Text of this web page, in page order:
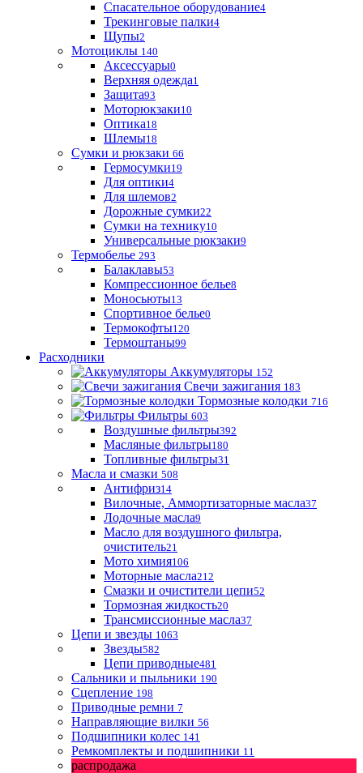
Спасательное оборудование4
Трекинговые палки4
Щупы2
Мотоциклы 140
Аксессуары0
Верхняя одежда1
Защита93
Моторюкзаки10
Оптика18
Шлемы18
Сумки и рюкзаки 66
Гермосумки19
Для оптики4
Для шлемов2
Дорожные сумки22
Сумки на технику10
Универсальные рюкзаки9
Термобелье 293
Балаклавы53
Компрессионное белье8
Моносьюты13
Спортивное белье0
Термокофты120
Термоштаны99
Расходники
Аккумуляторы 152
Свечи зажигания 183
Тормозные колодки 716
Фильтры 603
Воздушные фильтры392
Масляные фильтры180
Топливные фильтры31
Масла и смазки 508
Антифриз14
Вилочные, Аммортизаторные масла37
Лодочные масла9
Масло для воздушного фильтра,
очиститель21
Мото химия106
Моторные масла212
Смазки и очистители цепи52
Тормозная жидкость20
Трансмиссионные масла37
Цепи и звезды 1063
Звезды582
Цепи приводные481
Сальники и пыльники 190
Сцепление 198
Приводные ремни 7
Направляющие вилки 56
Подшипники колес 141
Ремкомплекты и подшипники 11
распродажа